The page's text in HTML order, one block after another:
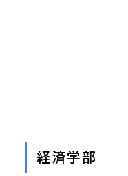
経済学部